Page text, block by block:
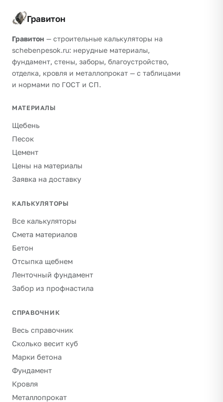
Гравитон
Гравитон — строительные калькуляторы на
schebenpesok.ru: нерудные материалы,
фундамент, стены, заборы, благоустройство,
отделка, кровля и металлопрокат — с таблицами
и нормами по ГОСТ и СП.
МАТЕРИАЛЫ
Щебень
Песок
Цемент
Цены на материалы
Заявка на доставку
КАЛЬКУЛЯТОРЫ
Все калькуляторы
Смета материалов
Бетон
Отсыпка щебнем
Ленточный фундамент
Забор из профнастила
СПРАВОЧНИК
Весь справочник
Сколько весит куб
Марки бетона
Фундамент
Кровля
Металлопрокат